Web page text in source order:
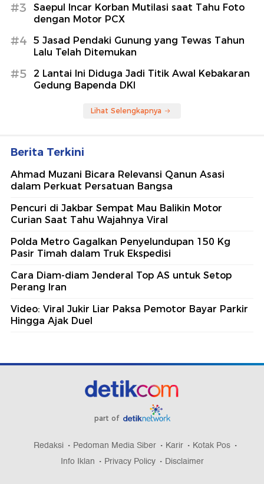
#3
Saepul Incar Korban Mutilasi saat Tahu Foto
dengan Motor PCX
#4
5 Jasad Pendaki Gunung yang Tewas Tahun
Lalu Telah Ditemukan
#5
2 Lantai Ini Diduga Jadi Titik Awal Kebakaran
Gedung Bapenda DKI
Lihat Selengkapnya
Berita Terkini
Ahmad Muzani Bicara Relevansi Qanun Asasi
dalam Perkuat Persatuan Bangsa
Pencuri di Jakbar Sempat Mau Balikin Motor
Curian Saat Tahu Wajahnya Viral
Polda Metro Gagalkan Penyelundupan 150 Kg
Pasir Timah dalam Truk Ekspedisi
Cara Diam-diam Jenderal Top AS untuk Setop
Perang Iran
Video: Viral Jukir Liar Paksa Pemotor Bayar Parkir
Hingga Ajak Duel
part of
Redaksi Pedoman Media Siber Karir
Kotak Pos
Info Iklan
Privacy Policy Disclaimer